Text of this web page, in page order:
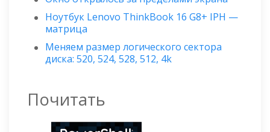
Ноутбук Lenovo ThinkBook 16 G8+ IPH —
матрица
Меняем размер логического сектора
диска: 520, 524, 528, 512, 4k
Почитать